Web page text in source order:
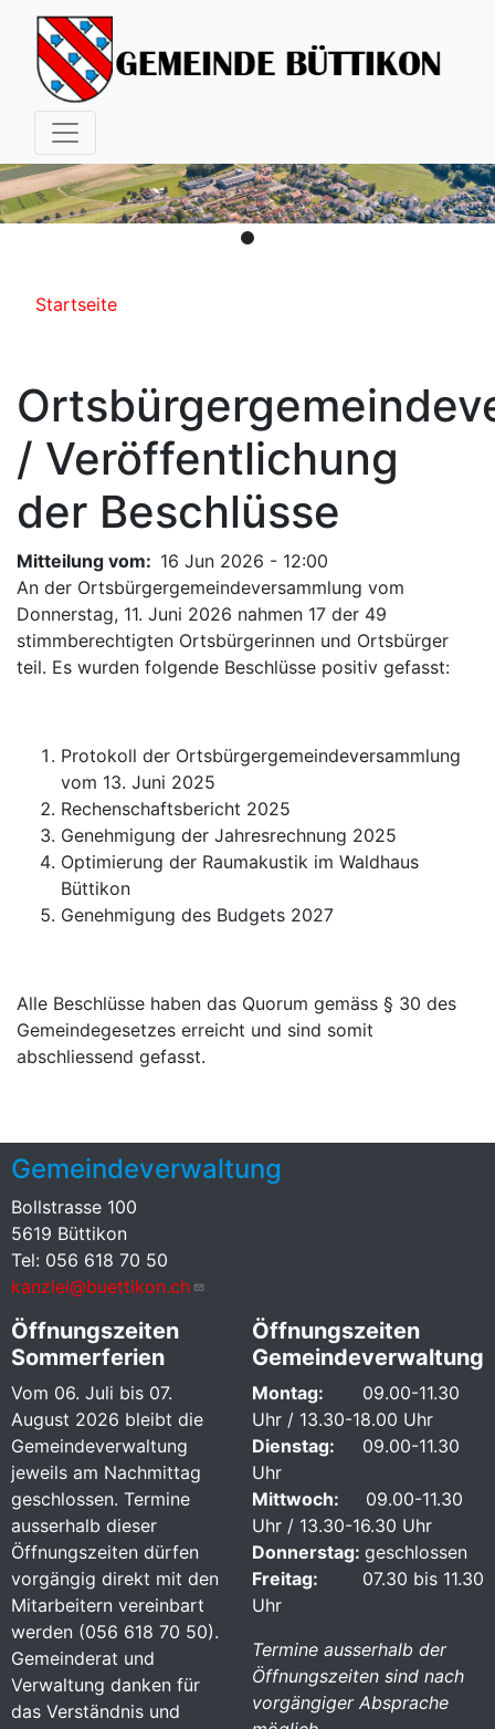
Hauptnavigation
Pfadnavigation
Startseite
/ Veröffentlichung
der Beschlüsse
Mitteilung vom
16 Jun 2026 - 12:00
An der Ortsbürgergemeindeversammlung vom
Donnerstag, 11. Juni 2026 nahmen 17 der 49
stimmberechtigten Ortsbürgerinnen und Ortsbürger
teil. Es wurden folgende Beschlüsse positiv gefasst:
Protokoll der Ortsbürgergemeindeversammlung
vom 13. Juni 2025
Rechenschaftsbericht 2025
Genehmigung der Jahresrechnung 2025
Optimierung der Raumakustik im Waldhaus
Büttikon
Genehmigung des Budgets 2027
Alle Beschlüsse haben das Quorum gemäss § 30 des
Gemeindegesetzes erreicht und sind somit
abschliessend gefasst.
Gemeindeverwaltung
Bollstrasse 100
5619 Büttikon
Tel: 056 618 70 50
kanzlei@buettikon.ch
Öffnungszeiten
Sommerferien
Vom 06. Juli bis 07.
August 2026 bleibt die
Gemeindeverwaltung
jeweils am Nachmittag
geschlossen. Termine
ausserhalb dieser
Öffnungszeiten dürfen
vorgängig direkt mit den
Mitarbeitern vereinbart
werden (056 618 70 50).
Gemeinderat und
Verwaltung danken für
das Verständnis und
Öffnungszeiten
Gemeindeverwaltung
Montag: 09.00-11.30
Uhr / 13.30-18.00 Uhr
Dienstag: 09.00-11.30
Uhr
Mittwoch:
09.00-11.30
Uhr / 13.30-16.30 Uhr
Donnerstag: geschlossen
Freitag: 07.30 bis 11.30
Uhr
Termine ausserhalb der
Öffnungszeiten sind nach
vorgängiger Absprache